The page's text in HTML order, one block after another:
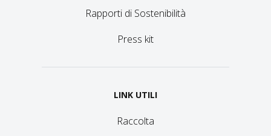
Rapporti di Sostenibilità
Press kit
LINK UTILI
Raccolta